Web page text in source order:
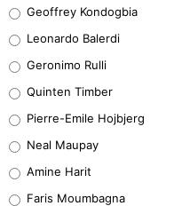
38%
32%
5%
1%
Geoffrey Kondogbia
Leonardo Balerdi
Geronimo Rulli
Quinten Timber
Pierre-Emile Hojbjerg
Neal Maupay
Amine Harit
Faris Moumbagna